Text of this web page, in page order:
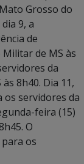
Grosso do
9, a
de
de MS às
da
8h40. Dia 11,
os servidores da
feira (15)
O
os